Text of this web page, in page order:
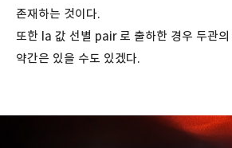
존재하는 것이다.
또한 Ia 값 선별 pair 로 출하한 경우 두관
약간은 있을 수도 있겠다.